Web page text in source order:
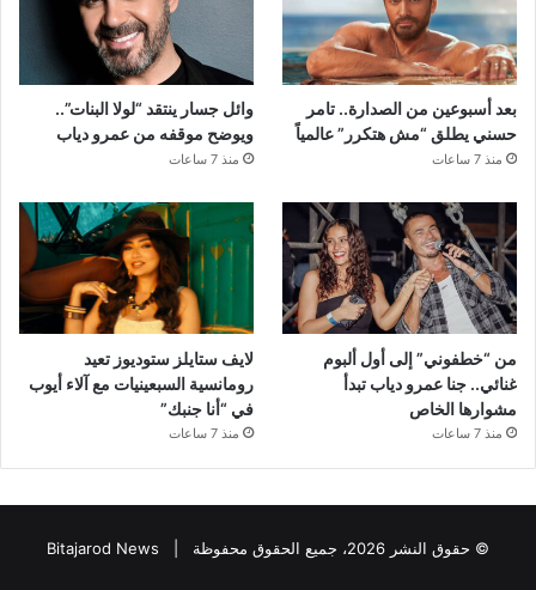
بعد أسبوعين من الصدارة.. تامر
حسني يطلق “مش هتكرر” عالمياً
منذ 7 ساعات
وائل جسار ينتقد “لولا البنات”..
ويوضح موقفه من عمرو دياب
منذ 7 ساعات
من “خطفوني” إلى أول ألبوم
غنائي.. جنا عمرو دياب تبدأ
مشوارها الخاص
منذ 7 ساعات
لايف ستايلز ستوديوز تعيد
رومانسية السبعينيات مع آلاء أيوب
في “أنا جنبك”
منذ 7 ساعات
© حقوق النشر 2026، جميع الحقوق محفوظة | Bitajarod News